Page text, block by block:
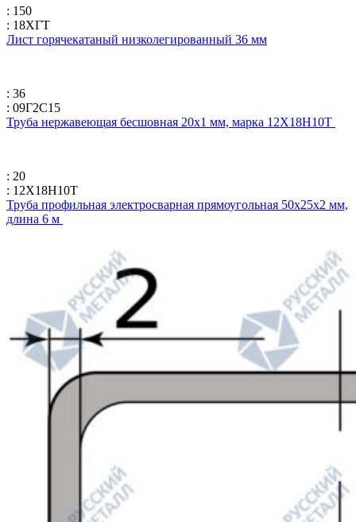
: 150
: 18ХГТ
Лист горячекатаный низколегированный 36 мм
: 36
: 09Г2С15
Труба нержавеющая бесшовная 20х1 мм, марка 12Х18Н10Т
: 20
: 12Х18Н10Т
Труба профильная электросварная прямоугольная 50х25х2 мм,
длина 6 м